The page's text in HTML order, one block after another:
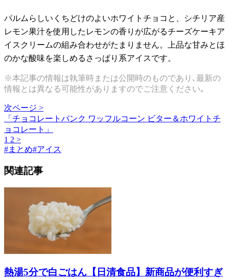
パルムらしいくちどけのよいホワイトチョコと、シチリア産
レモン果汁を使用したレモンの香りが広がるチーズケーキア
イスクリームの組み合わせがたまりません。上品な甘みとほ
のかな酸味を楽しめるさっぱり系アイスです。
※本記事の情報は執筆時または公開時のものであり､最新の
情報とは異なる可能性がありますのでご注意ください｡
次ページ >
「チョコレートバンク ワッフルコーン ビター＆ホワイトチ
ョコレート」
1 2 >
#まとめ#アイス
関連記事
熱湯5分で白ごはん【日清食品】新商品が便利すぎ